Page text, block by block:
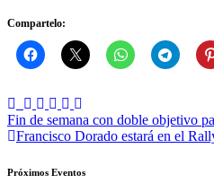
Compartelo:
Navegación
de
entradas
Fin de semana con doble objetivo
Francisco Dorado estará en el
Próximos Eventos